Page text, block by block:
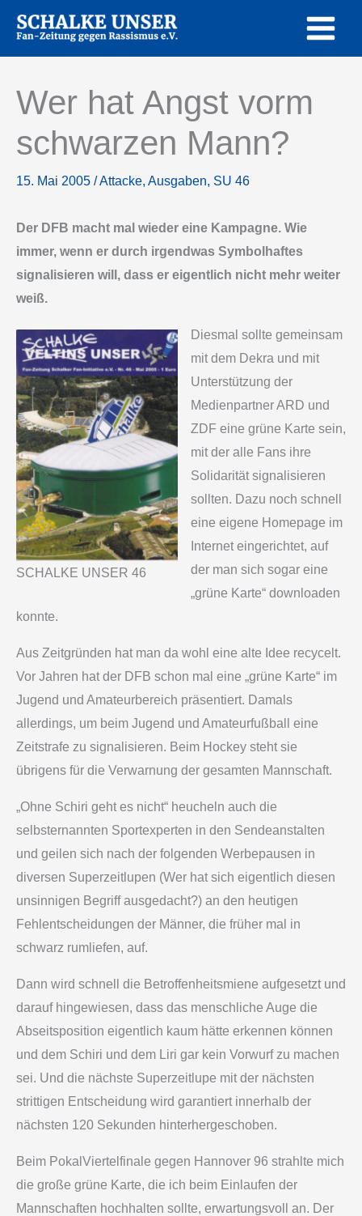
Inhalt
springen
Wer hat Angst vorm
schwarzen Mann?
15. Mai 2005 /Attacke, Ausgaben, SU 46
Der DFB macht mal wieder eine Kampagne. Wie
immer, wenn er durch irgendwas Symbolhaftes
signalisieren will, dass er eigentlich nicht mehr weiter
weiß.
SCHALKE UNSER 46
Diesmal sollte gemeinsam
mit dem Dekra und mit
Unterstützung der
Medienpartner ARD und
ZDF eine grüne Karte sein,
mit der alle Fans ihre
Solidarität signalisieren
sollten. Dazu noch schnell
eine eigene Homepage im
Internet eingerichtet, auf
der man sich sogar eine
„grüne Karte“ downloaden
konnte.
Aus Zeitgründen hat man da wohl eine alte Idee recycelt.
Vor Jahren hat der DFB schon mal eine „grüne Karte“ im
Jugend­ und Amateurbereich präsentiert. Damals
allerdings, um beim Jugend­ und Amateurfußball eine
Zeitstrafe zu signalisieren. Beim Hockey steht sie
übrigens für die Verwarnung der gesamten Mannschaft.
„Ohne Schiri geht es nicht“ heucheln auch die
selbsternannten Sportexperten in den Sendeanstalten
und geilen sich nach der folgenden Werbepausen in
diversen Superzeitlupen (Wer hat sich eigentlich diesen
unsinnigen Begriff ausgedacht?) an den heutigen
Fehlentscheidungen der Männer, die früher mal in
schwarz rumliefen, auf.
Dann wird schnell die Betroffenheitsmiene aufgesetzt und
darauf hingewiesen, dass das menschliche Auge die
Abseitsposition eigentlich kaum hätte erkennen können
und dem Schiri und dem Liri gar kein Vorwurf zu machen
sei. Und die nächste Superzeitlupe mit der nächsten
strittigen Entscheidung wird garantiert innerhalb der
nächsten 120 Sekunden hinterhergeschoben.
Beim Pokal­Viertelfinale gegen Hannover 96 strahlte mich
die große grüne Karte, die ich beim Einlaufen der
Mannschaften hochhalten sollte, erwartungsvoll an. Der